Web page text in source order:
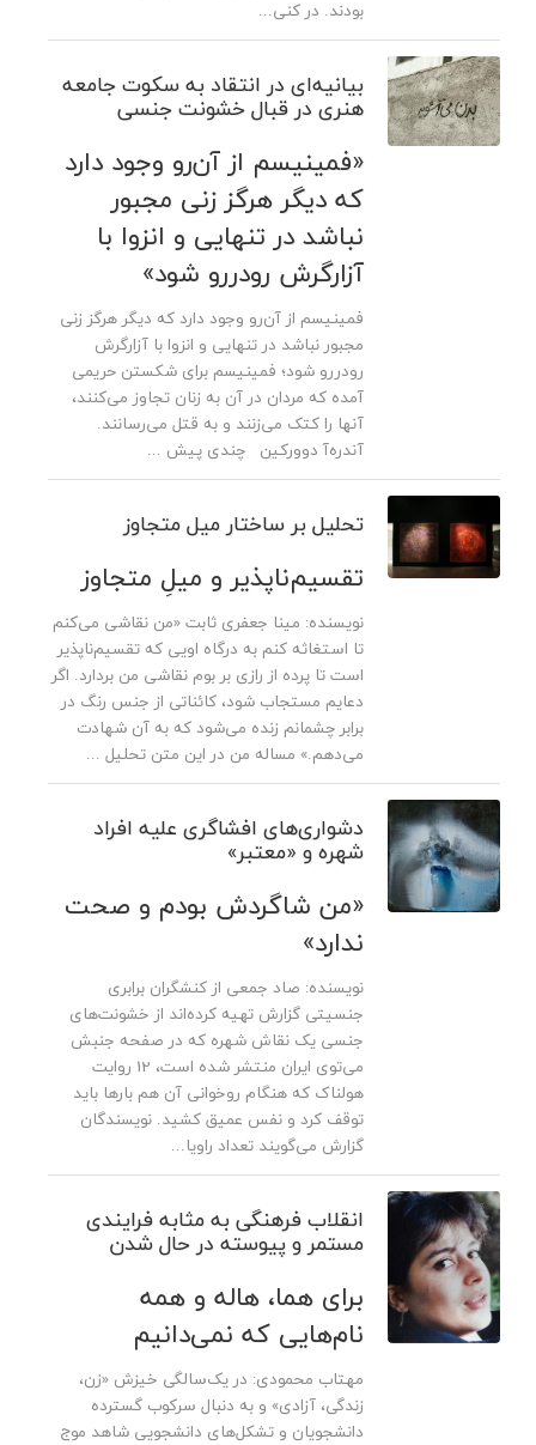
بودند. در کنی...
بیانیه‌ای در انتقاد به سکوت جامعه
هنری در قبال خشونت جنسی
«فمینیسم از‌ آن‌رو وجود دارد
که دیگر هرگز زنی مجبور
نباشد در تنهایی و انزوا با
آزارگرش رودررو شود»
فمینیسم از‌ آن‌رو وجود دارد که دیگر هرگز زنی
مجبور نباشد در تنهایی و انزوا با آزارگرش
رودررو شود؛ فمینیسم برای شکستن حریمی
آمده که مردان در آن به زنان تجاوز می‌کنند،
آنها را کتک می‌زنند و به قتل می‌رسانند.
آندره‌آ دوورکین چندی پیش ...
تحلیل بر ساختار میل متجاوز
تقسیم‌ناپذیر و میلِ متجاوز
نویسنده: مینا جعفری ثابت «من نقاشی می‌کنم
تا استغاثه کنم به درگاه اویی که تقسیم‌ناپذیر
است تا پرده از رازی بر بوم نقاشی من بردارد. اگر
دعایم مستجاب شود، کائناتی از جنس رنگ در
برابر چشمانم زنده می‌شود که به آن شهادت
می‌دهم.» مساله من در این متن تحلیل ...
دشواری‌های افشاگری علیه افراد
شهره و «معتبر»
«من شاگردش بودم و صحت
ندارد»
نویسنده: صاد جمعی از کنشگران برابری
جنسیتی گزارش تهیه کرده‌اند از خشونت‌های
جنسی یک نقاش شهره که در صفحه جنبش
می‌توی ایران منتشر شده است، 12 روایت
هولناک که هنگام روخوانی آن هم بارها باید
توقف کرد و نفس عمیق کشید. نویسندگان
گزارش می‌گویند تعداد راویا...
انقلاب فرهنگی به مثابه فرایندی
مستمر و پیوسته در حال شدن
برای هما، هاله و همه
نام‌هایی که نمی‌دانیم
مهتاب محمودی: در یک‌سالگی خیزش «زن،
زندگی، آزادی» و به دنبال سرکوب گسترده
دانشجویان و تشکل‌های دانشجویی شاهد موج